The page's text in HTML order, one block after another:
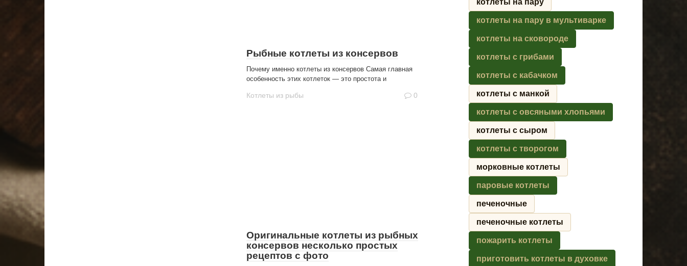
Рыбные котлеты из консервов
Почему именно котлеты из консервов Самая главная
особенность этих котлеток — это простота и
Котлеты из рыбы 0
Оригинальные котлеты из рыбных
консервов несколько простых
рецептов с фото
котлеты на пару
котлеты на пару в мультиварке
котлеты на сковороде
котлеты с грибами
котлеты с кабачком
котлеты с манкой
котлеты с овсяными хлопьями
котлеты с сыром
котлеты с творогом
морковные котлеты
паровые котлеты
печеночные
печеночные котлеты
пожарить котлеты
приготовить котлеты в духовке